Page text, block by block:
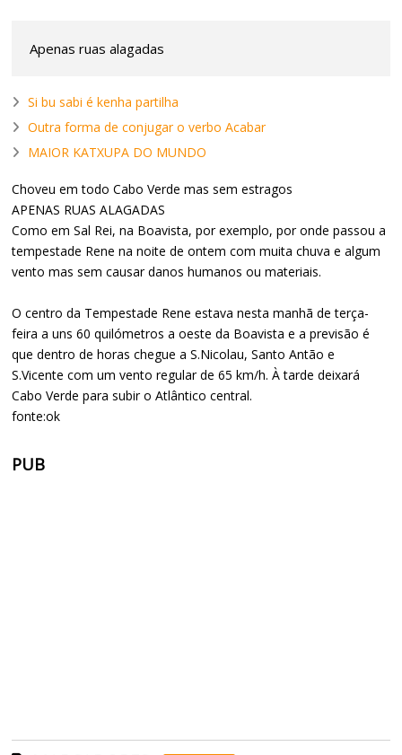
Apenas ruas alagadas
Si bu sabi é kenha partilha
Outra forma de conjugar o verbo Acabar
MAIOR KATXUPA DO MUNDO
Choveu em todo Cabo Verde mas sem estragos
APENAS RUAS ALAGADAS
Como em Sal Rei, na Boavista, por exemplo, por onde passou a
tempestade Rene na noite de ontem com muita chuva e algum
vento mas sem causar danos humanos ou materiais.
O centro da Tempestade Rene estava nesta manhã de terça-
feira a uns 60 quilómetros a oeste da Boavista e a previsão é
que dentro de horas chegue a S.Nicolau, Santo Antão e
S.Vicente com um vento regular de 65 km/h. À tarde deixará
Cabo Verde para subir o Atlântico central.
fonte:ok
PUB